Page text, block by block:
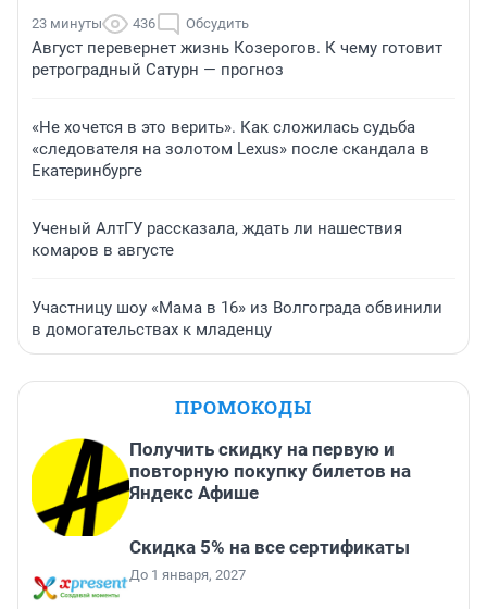
23 минуты 436 Обсудить
Август перевернет жизнь Козерогов. К чему готовит
ретроградный Сатурн — прогноз
«Не хочется в это верить». Как сложилась судьба
«следователя на золотом Lexus» после скандала в
Екатеринбурге
Ученый АлтГУ рассказала, ждать ли нашествия
комаров в августе
Участницу шоу «Мама в 16» из Волгограда обвинили
в домогательствах к младенцу
ПРОМОКОДЫ
Получить скидку на первую и
повторную покупку билетов на
Яндекс Афише
Скидка 5% на все сертификаты
До 1 января, 2027